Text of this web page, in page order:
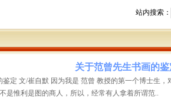
站内搜索：
关于范曾先生书画的鉴
鉴定 文/崔自默 因为我是 范曾 教授的第一个博士生
是惟利是图的商人，所以，经常有人拿着所谓范..